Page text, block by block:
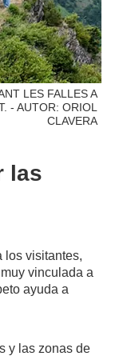
LES FALLES A
- AUTOR: ORIOL
CLAVERA
las
los visitantes,
vinculada a
ayuda a
y las zonas de